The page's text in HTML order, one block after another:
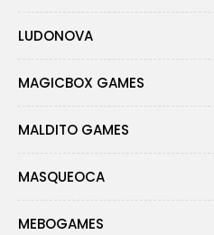
LUDONOVA
MAGICBOX GAMES
MALDITO GAMES
MASQUEOCA
MEBOGAMES